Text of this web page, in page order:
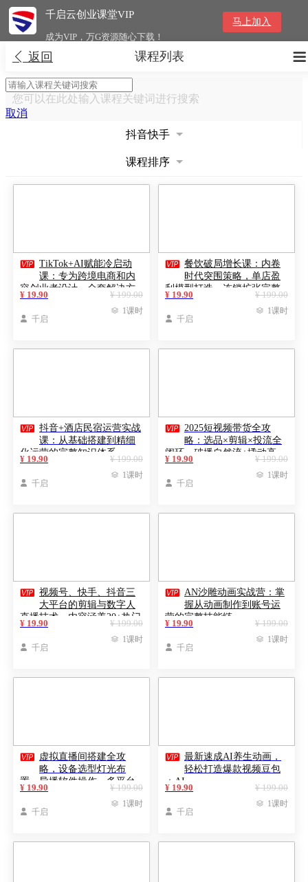
千启云创业课堂VIP
成为VIP，万G资源随心下载！
马上加入
 返回 
课程列表
您可以在此处输入课程关键词进行搜索
取消
抖音快手
课程排序
 TikTok+AI赋能冷启动
课：专为跨境电商和内
容创业者设计，全套解决方
案
¥ 199.00
¥ 19.90
 千启
 1课时
 餐饮破局增长课：内卷
时代突围策略，单店盈
利模型打造，连锁扩张完整
路径
¥ 199.00
¥ 19.90
 千启
 1课时
 抖音+酒店民宿运营实战
课：从基础搭建到精细
化运营的完整知识体系
¥ 199.00
¥ 19.90
 千启
 1课时
 2025短视频带货全攻
略：选品×剪辑×投流全
闭环，破播自然流+撬动高
ROI
¥ 199.00
¥ 19.90
 千启
 1课时
 视频号、快手、抖音三
大平台的剪辑与数字人
直播技术，内容涵盖20+热门
赛道
¥ 199.00
¥ 19.90
 千启
 1课时
 AN沙雕动画实战营：掌
握从动画制作到账号运
营的完整技能链
¥ 199.00
¥ 19.90
 千启
 1课时
 虚拟直播间搭建全攻
略，设备选型灯光布
置，导播软件操作，多平台
直播设置
¥ 199.00
¥ 19.90
 千启
 1课时
 最新速成AI养生动画，
轻松打造爆款视频豆包
＋AI
¥ 199.00
¥ 19.90
 千启
 1课时